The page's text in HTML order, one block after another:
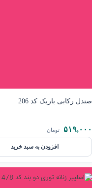
صندل رکابی باریک کد 206
۵۱۹,۰۰۰ تومان
افزودن به سبد خرید